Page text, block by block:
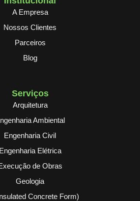
A Empresa
Nossos Clientes
Parceiros
Blog
Serviços
Arquitetura
Ambiental
Engenharia Civil
Engenharia Elétrica
de Obras
Geologia
Concrete Form)